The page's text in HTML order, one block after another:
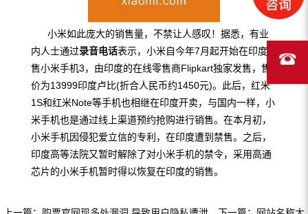
小米如此庞大的销售量，不禁让人感叹！据悉，有业
内人士通过录音电话表示，小米自今年7月起开始在印度发
售小米手机3，由印度的在线零售商Flipkart独家发售，售
价为13999印度卢比(折合人民币约1450元)。此后，红米
1S和红米Note等手机也相继在印度开卖，与国内一样，小
米手机也是通过线上渠道预约抢购进行销售。在本月初，
小米手机因侵犯爱立信的专利，在印度遭到禁售。之后，
印度高等法院又暂时解除了对小米手机的禁令，采用高通
芯片的小米手机暂时得以恢复在印度的销售。